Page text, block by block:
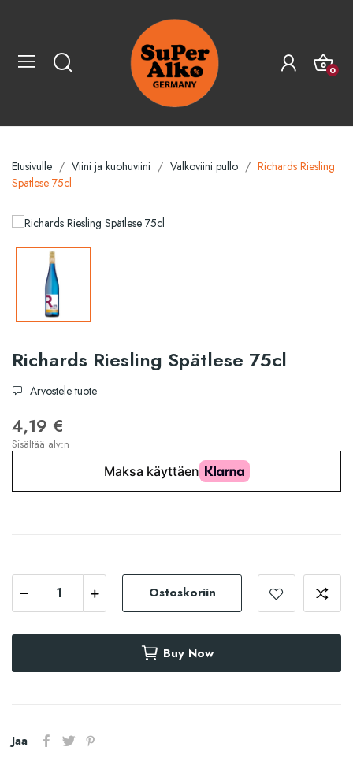
0
Etusivulle Viini ja kuohuviini Valkoviini pullo
Richards Riesling
Spätlese 75cl
Richards Riesling Spätlese 75cl
Arvostele tuote
4,19 €
Sisältää alv:n
Ostoskoriin
Buy Now
Jaa